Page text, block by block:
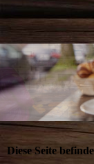
Diese Seite